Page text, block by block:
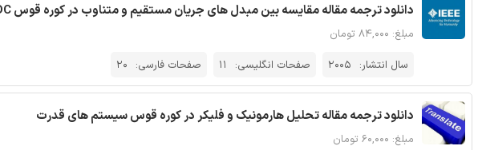
دانلود ترجمه مقاله مقایسه بین مبدل های جریان مستقیم و متناوب در کوره قوس DC با توان بالا - مجله IEEE
مبلغ: ۸۴,۰۰۰ تومان
سال انتشار: 2005 صفحات انگلیسی: 11 صفحات فارسی: 20
دانلود ترجمه مقاله تحلیل هارمونیک و فلیکر در کوره قوس سیستم های قدرت
مبلغ: ۶۰,۰۰۰ تومان